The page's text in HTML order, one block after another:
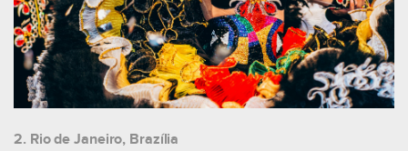
2. Rio de Janeiro, Brazília